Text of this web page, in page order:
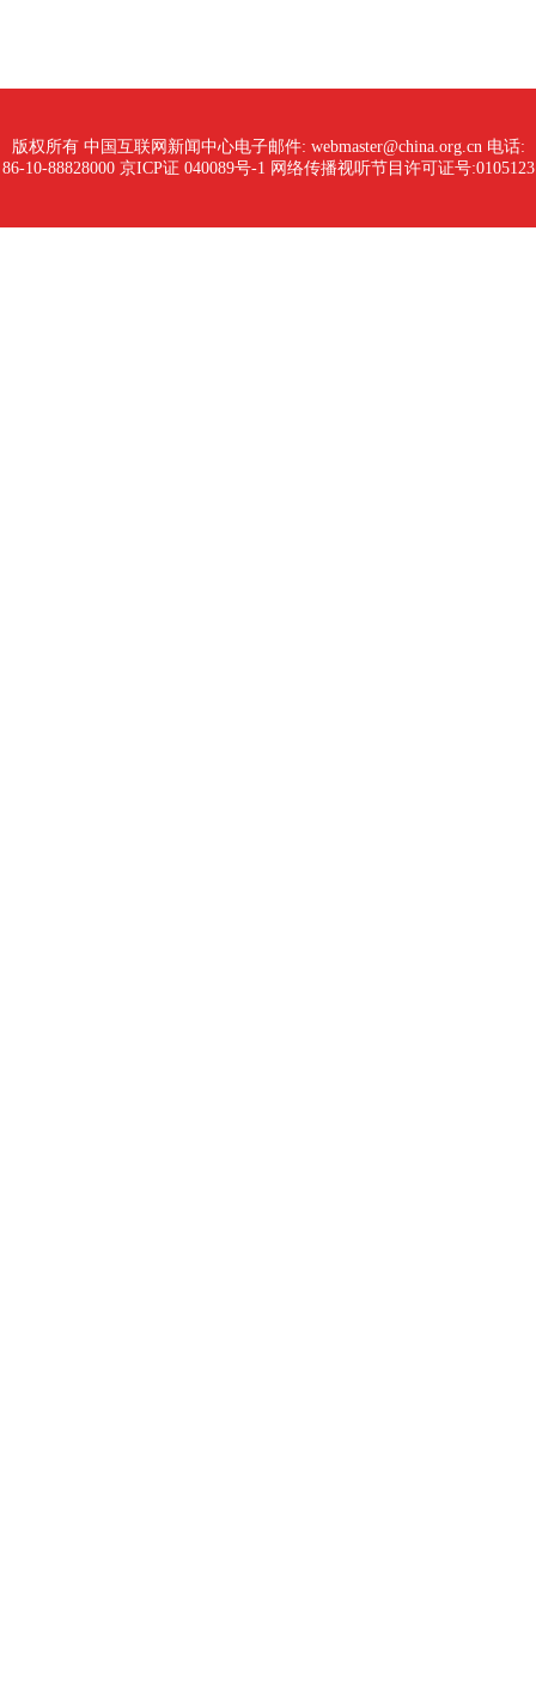
版权所有 中国互联网新闻中心电子邮件: webmaster@china.org.cn 电话:
86-10-88828000 京ICP证 040089号-1 网络传播视听节目许可证号:0105123